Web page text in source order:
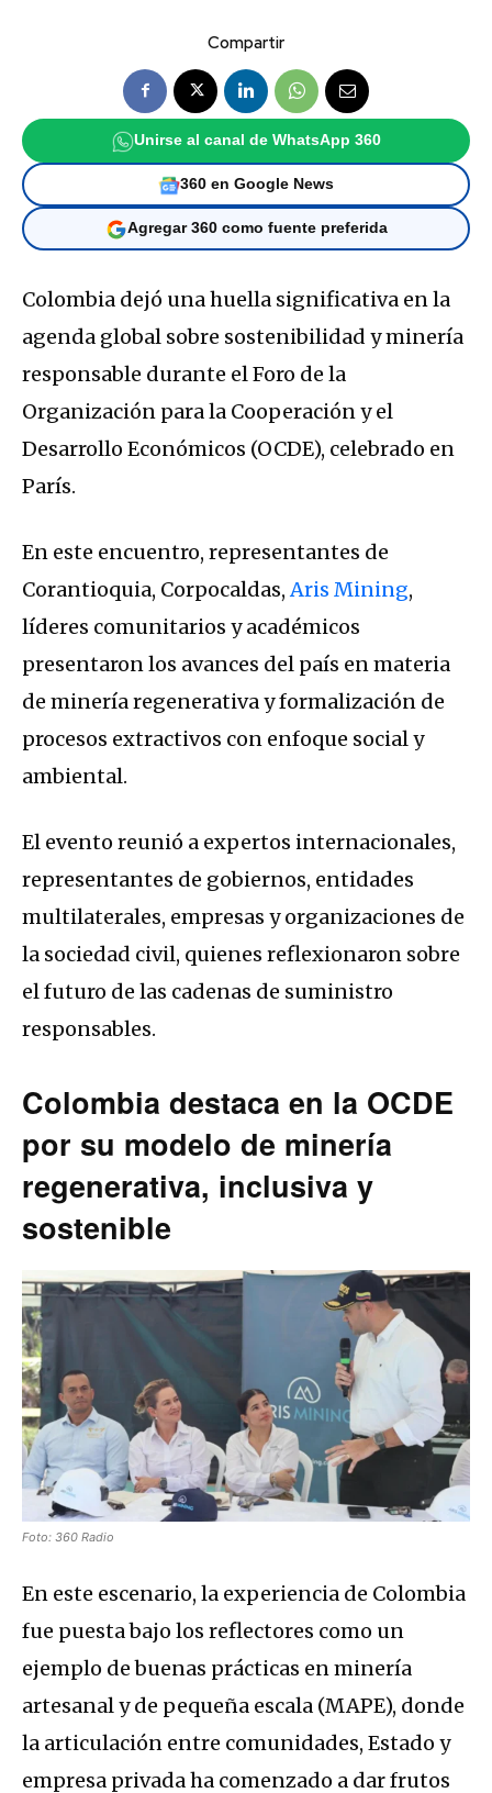
Compartir
Unirse al canal de WhatsApp 360
360 en Google News
Agregar 360 como fuente preferida
Colombia dejó una huella significativa en la
agenda global sobre sostenibilidad y minería
responsable durante el Foro de la
Organización para la Cooperación y el
Desarrollo Económicos (OCDE), celebrado en
París.
En este encuentro, representantes de
Corantioquia, Corpocaldas,Aris Mining,
líderes comunitarios y académicos
presentaron los avances del país en materia
de minería regenerativa y formalización de
procesos extractivos con enfoque social y
ambiental.
El evento reunió a expertos internacionales,
representantes de gobiernos, entidades
multilaterales, empresas y organizaciones de
la sociedad civil, quienes reflexionaron sobre
el futuro de las cadenas de suministro
responsables.
Colombia destaca en la OCDE
por su modelo de minería
regenerativa, inclusiva y
sostenible
Foto: 360 Radio
En este escenario, la experiencia de Colombia
fue puesta bajo los reflectores como un
ejemplo de buenas prácticas en minería
artesanal y de pequeña escala (MAPE), donde
la articulación entre comunidades, Estado y
empresa privada ha comenzado a dar frutos